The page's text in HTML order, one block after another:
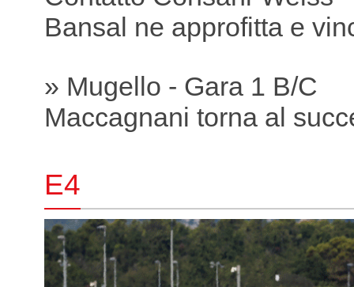
Bansal ne approfitta e
» Mugello - Gara 1 B/C
Maccagnani torna al
E4